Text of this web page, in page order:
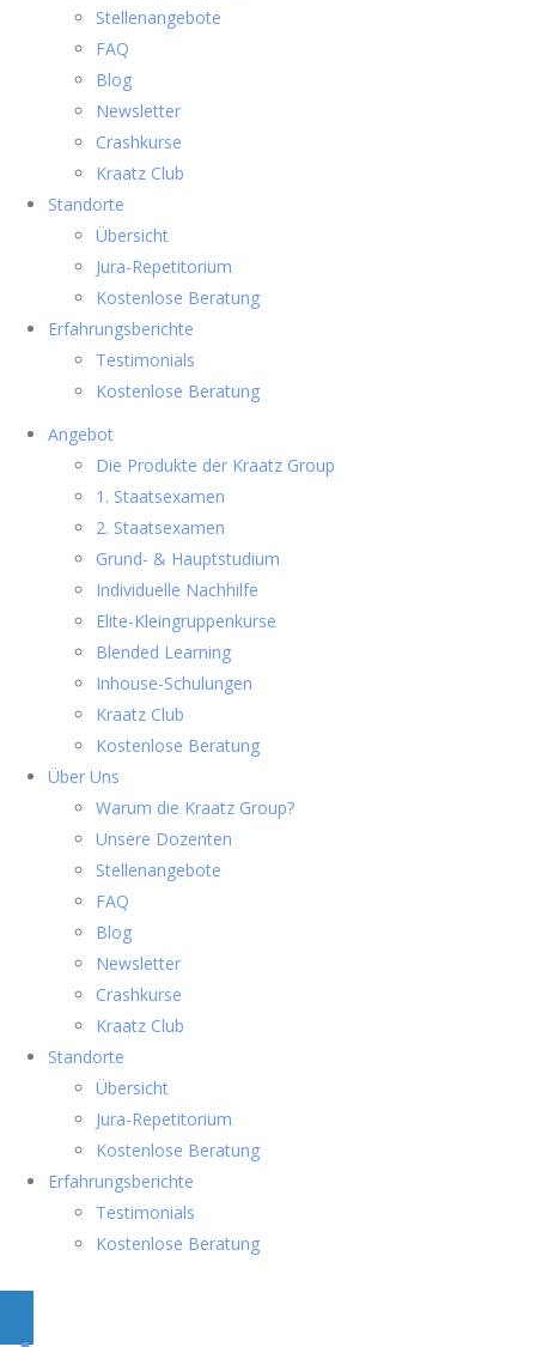
Stellenangebote
FAQ
Blog
Newsletter
Crashkurse
Kraatz Club
Standorte
Übersicht
Jura-Repetitorium
Kostenlose Beratung
Erfahrungsberichte
Testimonials
Kostenlose Beratung
Angebot
Die Produkte der Kraatz Group
1. Staatsexamen
2. Staatsexamen
Grund- & Hauptstudium
Individuelle Nachhilfe
Elite-Kleingruppenkurse
Blended Learning
Inhouse-Schulungen
Kraatz Club
Kostenlose Beratung
Über Uns
Warum die Kraatz Group?
Unsere Dozenten
Stellenangebote
FAQ
Blog
Newsletter
Crashkurse
Kraatz Club
Standorte
Übersicht
Jura-Repetitorium
Kostenlose Beratung
Erfahrungsberichte
Testimonials
Kostenlose Beratung